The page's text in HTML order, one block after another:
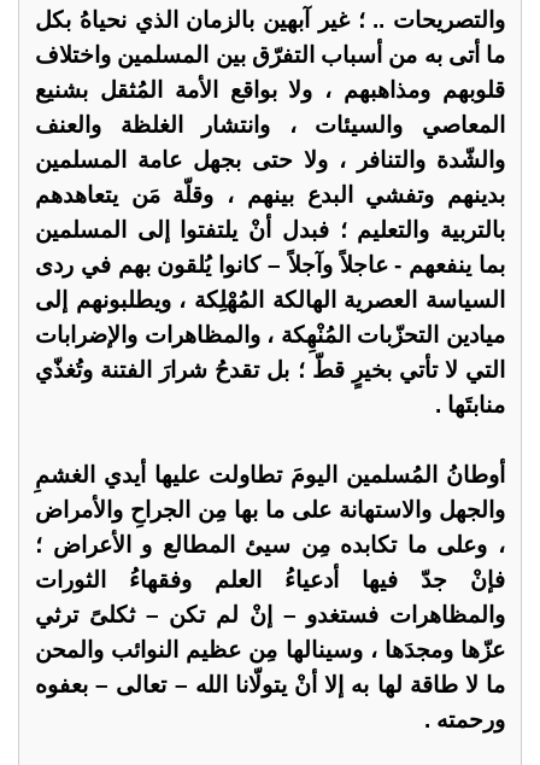
والتصريحات .. ؛ غير آبهين بالزمان الذي نحياهُ بكل
ما أتى به من أسباب التفرّق بين المسلمين واختلاف
قلوبهم ومذاهبهم ، ولا بواقع الأمة المُثقل بشنيع
المعاصي والسيئات ، وانتشار الغلظة والعنف
والشّدة والتنافر ، ولا حتى بجهل عامة المسلمين
بدينهم وتفشي البدع بينهم ، وقلّة مَن يتعاهدهم
بالتربية والتعليم ؛ فبدل أنْ يلتفتوا إلى المسلمين
بما ينفعهم - عاجلاً وآجلاً – كانوا يُلقون بهم في ردى
السياسة العصرية الهالكة المُهْلِكة ، ويطلبونهم إلى
ميادين التحزّبات المُنْهِكة ، والمظاهرات والإضرابات
التي لا تأتي بخيرٍ قطّ ؛ بل تقدحُ شرارَ الفتنة وتُغذّي
منابتَها .
أوطانُ المُسلمين اليومَ تطاولت عليها أيدي الغشمِ
والجهل والاستهانة على ما بها مِن الجراحِ والأمراض
، وعلى ما تكابده مِن سيئ المطالع و الأعراض ؛
فإنْ جدّ فيها أدعياءُ العلم وفقهاءُ الثورات
والمظاهرات فستغدو – إنْ لم تكن – ثكلىً ترثي
عزّها ومجدَها ، وسينالها مِن عظيم النوائب والمحن
ما لا طاقة لها به إلا أنْ يتولّانا الله – تعالى – بعفوه
ورحمته .